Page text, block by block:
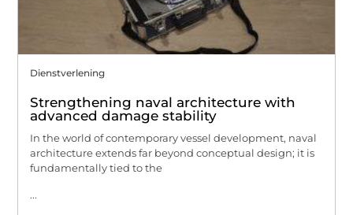
Dienstverlening
Strengthening naval architecture with
advanced damage stability
In the world of contemporary vessel development, naval
architecture extends far beyond conceptual design; it is
fundamentally tied to the
...